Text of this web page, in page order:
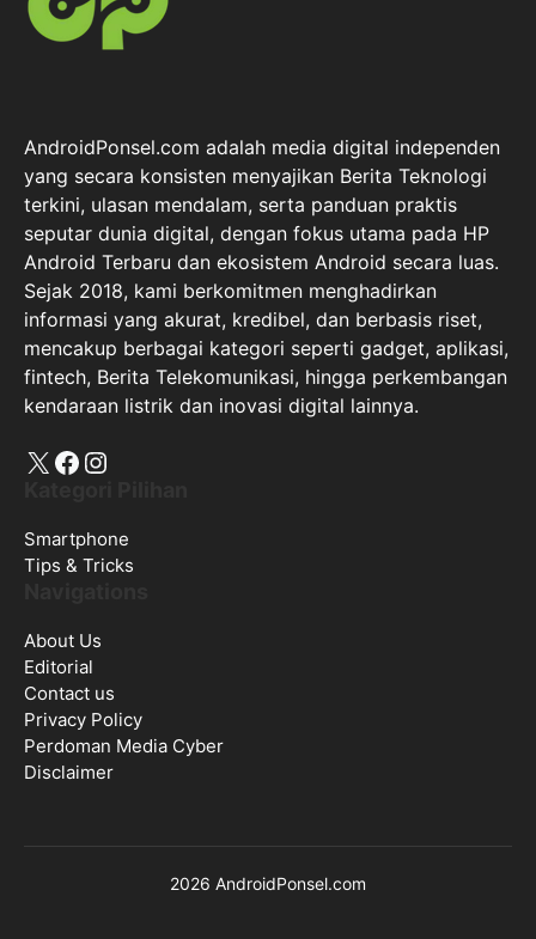
AndroidPonsel.com adalah media digital independen
yang secara konsisten menyajikan Berita Teknologi
terkini, ulasan mendalam, serta panduan praktis
seputar dunia digital, dengan fokus utama pada HP
Android Terbaru dan ekosistem Android secara luas.
Sejak 2018, kami berkomitmen menghadirkan
informasi yang akurat, kredibel, dan berbasis riset,
mencakup berbagai kategori seperti gadget, aplikasi,
fintech, Berita Telekomunikasi, hingga perkembangan
kendaraan listrik dan inovasi digital lainnya.
X Facebook
Instagram
Smartphone
Tips & Tricks
About Us
Editorial
Contact us
Privacy Policy
Perdoman Media Cyber
Disclaimer
2026 AndroidPonsel.com